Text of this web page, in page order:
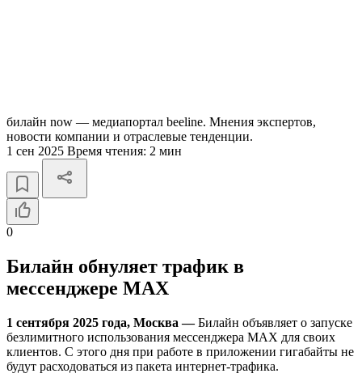
билайн now — медиапортал beeline. Мнения экспертов,
новости компании и отраслевые тенденции.
1 сен 2025 Время чтения: 2 мин
0
Билайн обнуляет трафик в
мессенджере MAX
1 сентября 2025 года, Москва —Билайн объявляет о запуске
безлимитного использования мессенджера MAX для своих
клиентов. С этого дня при работе в приложении гигабайты не
будут расходоваться из пакета интернет-трафика.